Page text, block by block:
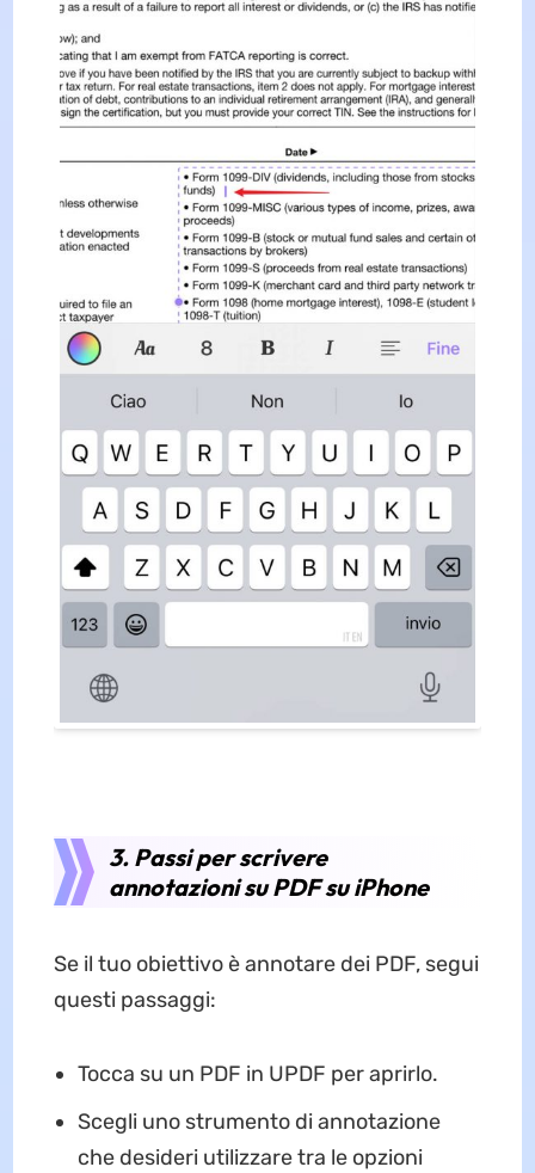
3. Passi per scrivere
annotazioni su PDF su iPhone
Se il tuo obiettivo è annotare dei PDF, segui
questi passaggi:
Tocca su un PDF in UPDF per aprirlo.
Scegli uno strumento di annotazione
che desideri utilizzare tra le opzioni